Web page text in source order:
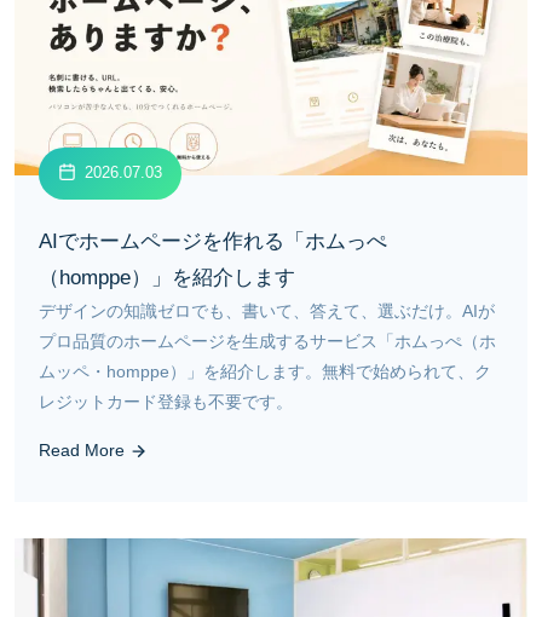
2026.07.03
AIでホームページを作れる「ホムっぺ
（homppe）」を紹介します
デザインの知識ゼロでも、書いて、答えて、選ぶだけ。AIが
プロ品質のホームページを生成するサービス「ホムっぺ（ホ
ムッペ・homppe）」を紹介します。無料で始められて、ク
レジットカード登録も不要です。
Read More